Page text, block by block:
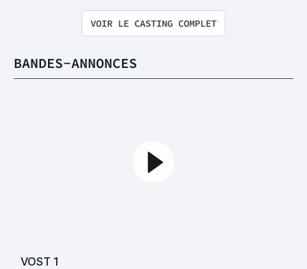
VOIR LE CASTING COMPLET
BANDES-ANNONCES
VOST 1